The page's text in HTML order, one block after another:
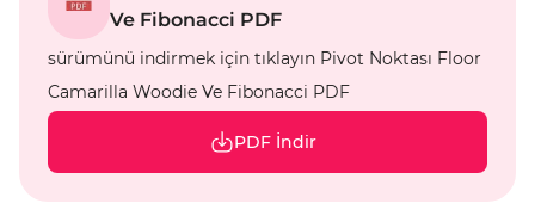
Ve Fibonacci PDF
sürümünü indirmek için tıklayın Pivot Noktası Floor
Camarilla Woodie Ve Fibonacci PDF
PDF İndir